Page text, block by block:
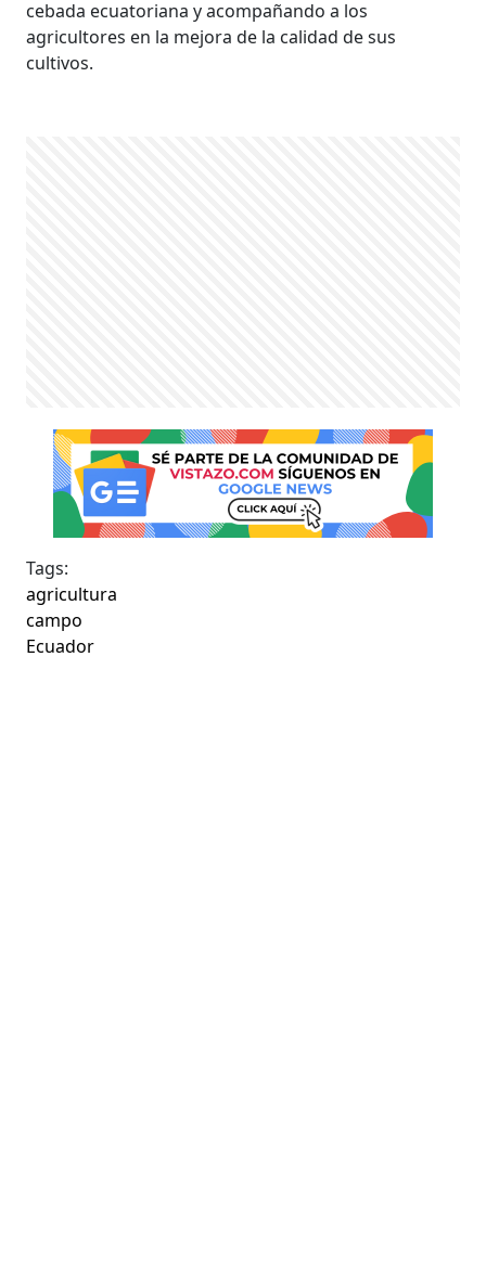
cebada ecuatoriana y acompañando a los
agricultores en la mejora de la calidad de sus
cultivos.
Tags:
agricultura
campo
Ecuador